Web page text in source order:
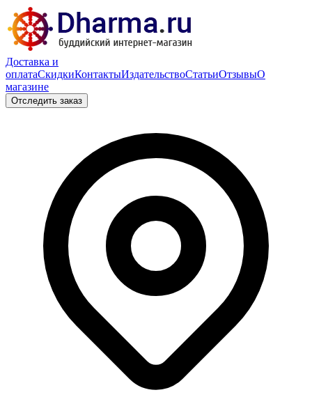
Доставка и
оплатаСкидкиКонтактыИздательствоСтатьиОтзывыО
магазине
Отследить заказ